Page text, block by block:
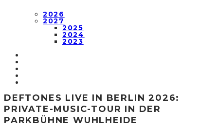
2026
2027
2025
2024
2023
DEFTONES LIVE IN BERLIN 2026:
PRIVATE-MUSIC-TOUR IN DER
PARKBÜHNE WUHLHEIDE